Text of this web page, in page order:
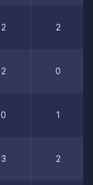
2 2
2 0
0 1
3 2